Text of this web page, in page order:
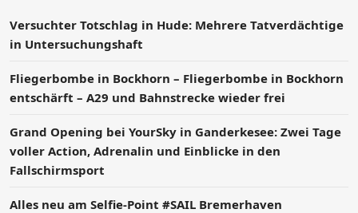
Versucht­er Totschlag in Hude: Mehrere Tatverdächtige
in Untersuchungshaft
Fliegerbombe in Bockhorn – Fliegerbombe in Bockhorn
entschärft – A29 und Bahnstrecke wieder frei
Grand Opening bei YourSky in Ganderkesee: Zwei Tage
voller Action, Adrenalin und Einblicke in den
Fallschirmsport
Alles neu am Selfie-Point #SAIL Bremerhaven